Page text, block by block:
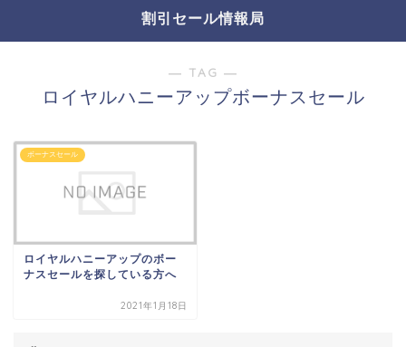
割引セール情報局
― TAG ―
ロイヤルハニーアップボーナスセール
ボーナスセール
ロイヤルハニーアップのボー
ナスセールを探している方へ
2021年1月18日